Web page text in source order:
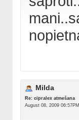
Milda
Re: cipralex atmešana
August 08, 2009 06:57PM